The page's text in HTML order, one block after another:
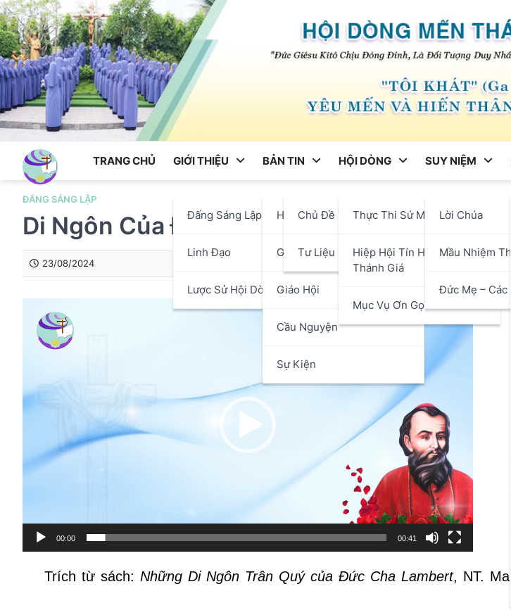
Skip
to
content
TRANG CHỦ GIỚI THIỆU
Đấng Sáng Lập
Linh Đạo
Lược Sử Hội Dòng
BẢN TIN
Hội Dòng
Chủ Đề Tháng
Tư Liệu
Giáo Phận
Giáo Hội
Cầu Nguyện
Sự Kiện
HỘI DÒNG
Thực Thi Sứ Mạng
Hiệp Hội Tín Hữu Mến
Thánh Giá
Mục Vụ Ơn Gọi
SUY NIỆM
Lời Chúa
Mầu Nhiệm
Đức Mẹ – Các
ĐẤNG SÁNG LẬP
Di Ngôn Của Đức Cha Lambert_Câu 20
23/08/2024
Trình
chơi
Video
00:00 00:41
Trích từ sách: Những Di Ngôn Trân Quý của Đức Cha Lambert, NT.